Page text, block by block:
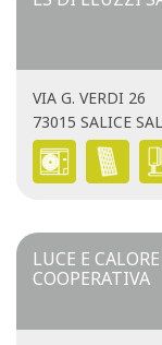
VIA G. VERDI 26
73015 SALICE
LUCE E
COOPERATIVA